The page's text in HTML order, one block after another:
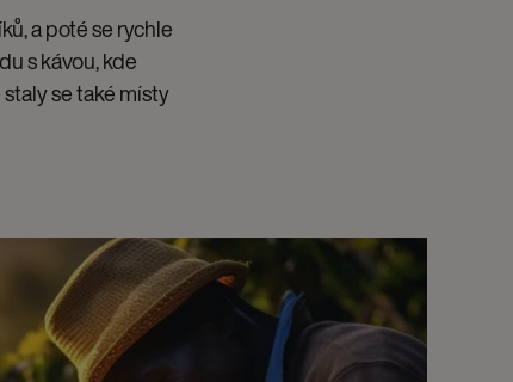
a poté se rychle
s kávou, kde
se také místy